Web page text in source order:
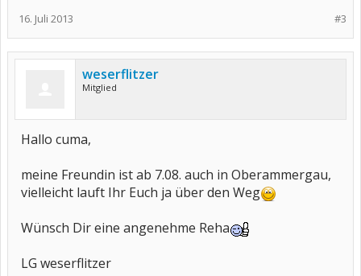
#3
16. Juli 2013
weserflitzer
Mitglied
Hallo cuma,
meine Freundin ist ab 7.08. auch in Oberammergau,
vielleicht lauft Ihr Euch ja über den Weg
Wünsch Dir eine angenehme Reha
LG weserflitzer